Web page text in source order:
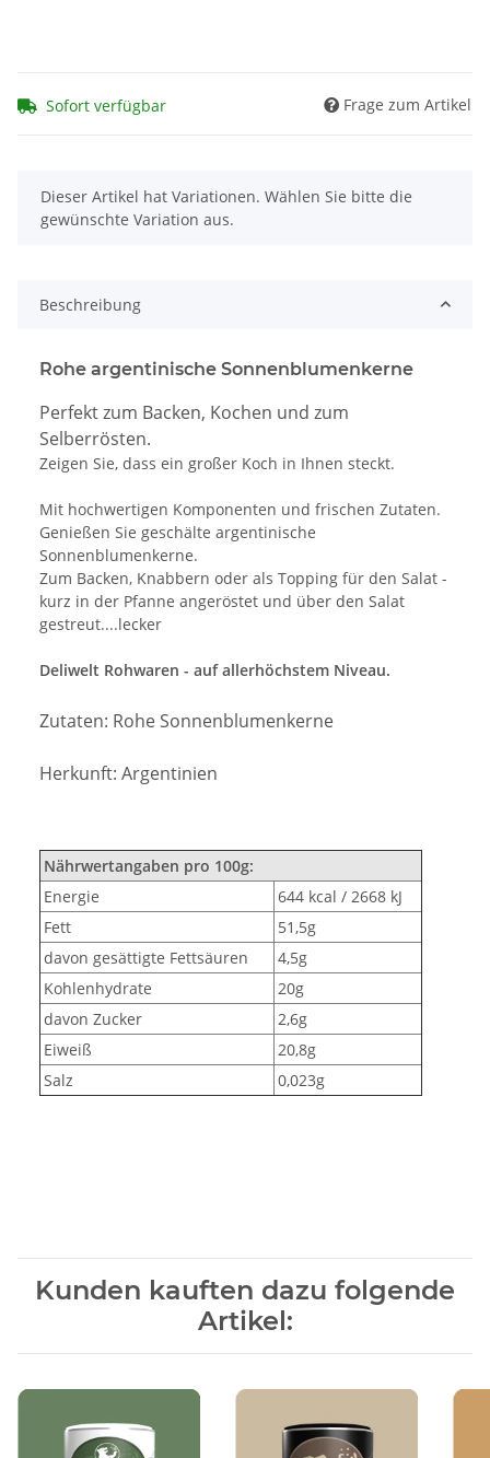
Sofort verfügbar Frage zum Artikel
x
Dieser Artikel hat Variationen. Wählen Sie bitte die
gewünschte Variation aus.
Beschreibung
Rohe argentinische Sonnenblumenkerne
Perfekt zum Backen, Kochen und zum
Selberrösten.
Zeigen Sie, dass ein großer Koch in Ihnen steckt.
Mit hochwertigen Komponenten und frischen Zutaten.
Genießen Sie geschälte argentinische
Sonnenblumenkerne.
Zum Backen, Knabbern oder als Topping für den Salat -
kurz in der Pfanne angeröstet und über den Salat
gestreut....lecker
Deliwelt Rohwaren - auf allerhöchstem Niveau.
Zutaten: Rohe Sonnenblumenkerne
Herkunft: Argentinien
Nährwertangaben pro 100g:
Energie
644 kcal / 2668 kJ
Fett
51,5g
davon gesättigte Fettsäuren
4,5g
Kohlenhydrate
20g
davon Zucker
2,6g
Eiweiß
20,8g
Salz
0,023g
Kunden kauften dazu folgende
Artikel: